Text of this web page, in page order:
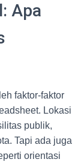
Apa
faktor-faktor
Lokasi
publik,
Tapi ada juga
orientasi